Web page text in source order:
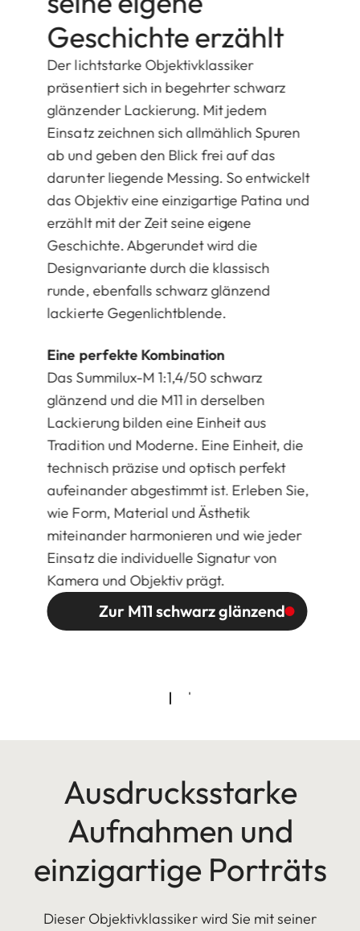
Geschichte erzählt
Der lichtstarke Objektivklassiker
präsentiert sich in begehrter schwarz
glänzender Lackierung. Mit jedem
Einsatz zeichnen sich allmählich Spuren
ab und geben den Blick frei auf das
darunter liegende Messing. So entwickelt
das Objektiv eine einzigartige Patina und
erzählt mit der Zeit seine eigene
Geschichte. Abgerundet wird die
Designvariante durch die klassisch
runde, ebenfalls schwarz glänzend
lackierte Gegenlichtblende.
Eine perfekte Kombination
Das Summilux-M 1:1,4/50 schwarz
glänzend und die M11 in derselben
Lackierung bilden eine Einheit aus
Tradition und Moderne. Eine Einheit, die
technisch präzise und optisch perfekt
aufeinander abgestimmt ist. Erleben Sie,
wie Form, Material und Ästhetik
miteinander harmonieren und wie jeder
Einsatz die individuelle Signatur von
Kamera und Objektiv prägt.
Zur M11 schwarz glänzend
Ausdrucksstarke
Aufnahmen und
einzigartige Porträts
Dieser Objektivklassiker wird Sie mit seiner